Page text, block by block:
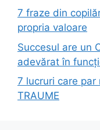
7 fraze din
propria valoare
Succesul are un
adevărat în
7 lucruri care
TRAUME